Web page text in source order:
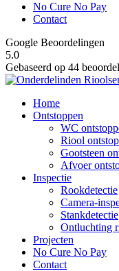
No Cure No Pay
Contact
Google Beoordelingen
5.0
Gebaseerd op 44
Home
Ontstoppen
WC
Riool
Gootsteen
Afvoer
Inspectie
Rookdetectie
Camera-
Stankdetectie
Ontluchting
Projecten
No Cure No Pay
Contact